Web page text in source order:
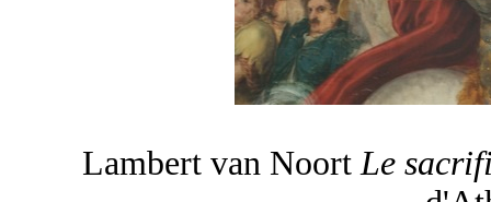
Lambert van Noort Le